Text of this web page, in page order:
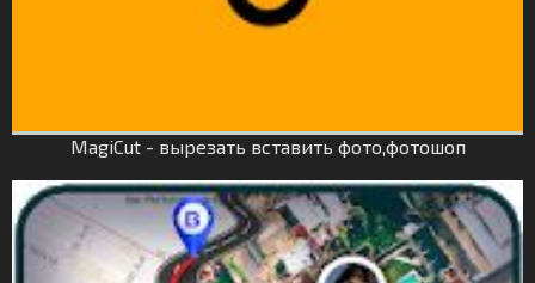
MagiCut - вырезать вставить фото,фотошоп